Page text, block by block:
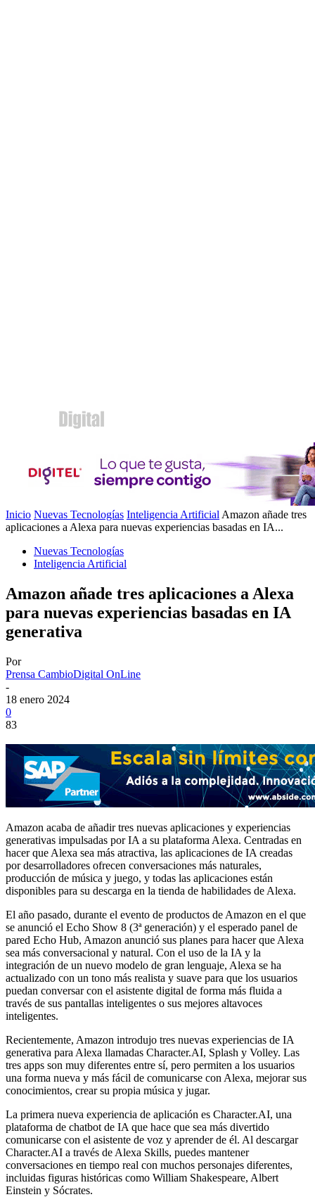
Inicio Nuevas Tecnologías Inteligencia Artificial Amazon añade tres
aplicaciones a Alexa para nuevas experiencias basadas en IA...
Nuevas Tecnologías
Inteligencia Artificial
Amazon añade tres aplicaciones a Alexa
para nuevas experiencias basadas en IA
generativa
Por
Prensa CambioDigital OnLine
-
18 enero 2024
0
83
Amazon acaba de añadir tres nuevas aplicaciones y experiencias
generativas impulsadas por IA a su plataforma Alexa. Centradas en
hacer que Alexa sea más atractiva, las aplicaciones de IA creadas
por desarrolladores ofrecen conversaciones más naturales,
producción de música y juego, y todas las aplicaciones están
disponibles para su descarga en la tienda de habilidades de Alexa.
El año pasado, durante el evento de productos de Amazon en el que
se anunció el Echo Show 8 (3ª generación) y el esperado panel de
pared Echo Hub, Amazon anunció sus planes para hacer que Alexa
sea más conversacional y natural. Con el uso de la IA y la
integración de un nuevo modelo de gran lenguaje, Alexa se ha
actualizado con un tono más realista y suave para que los usuarios
puedan conversar con el asistente digital de forma más fluida a
través de sus pantallas inteligentes o sus mejores altavoces
inteligentes.
Recientemente, Amazon introdujo tres nuevas experiencias de IA
generativa para Alexa llamadas Character.AI, Splash y Volley. Las
tres apps son muy diferentes entre sí, pero permiten a los usuarios
una forma nueva y más fácil de comunicarse con Alexa, mejorar sus
conocimientos, crear su propia música y jugar.
La primera nueva experiencia de aplicación es Character.AI, una
plataforma de chatbot de IA que hace que sea más divertido
comunicarse con el asistente de voz y aprender de él. Al descargar
Character.AI a través de Alexa Skills, puedes mantener
conversaciones en tiempo real con muchos personajes diferentes,
incluidas figuras históricas como William Shakespeare, Albert
Einstein y Sócrates.